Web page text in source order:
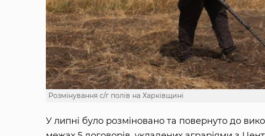
Розмінування с/г полів на Харківщині
У липні було розміновано та повернуто до